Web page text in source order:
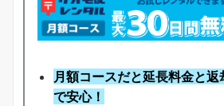
月額コースだと延長料金と
で安心！